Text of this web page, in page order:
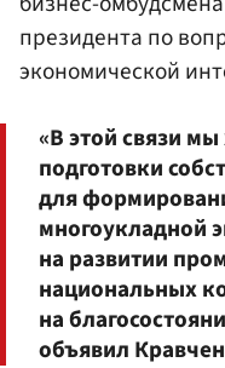
президента по
экономической
«В этой связи
подготовки
для
многоукладной
на развитии
национальных
на
объявил